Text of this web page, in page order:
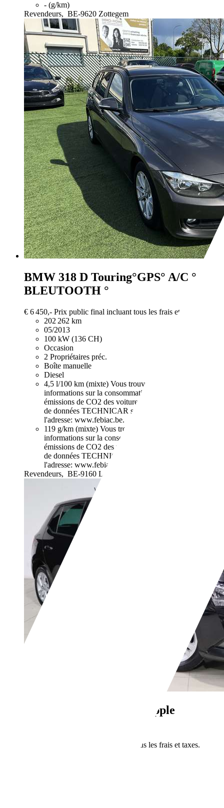
- (g/km)
Revendeurs, BE-9620 Zottegem
BMW 318 D Touring°GPS° A/C °
BLEUTOOTH °
€ 6 450,- Prix public final incluant tous les frais et taxes.
202 262 km
05/2013
100 kW (136 CH)
Occasion
2 Propriétaires préc.
Boîte manuelle
Diesel
4,5 l/100 km (mixte) Vous trouverez de plus amples
informations sur la consommation de carburant et les
émissions de CO2 des voitures neuves dans la banque
de données TECHNICAR sur le site de la FEBIAC à
l'adresse: www.febiac.be.
119 g/km (mixte) Vous trouverez de plus amples
informations sur la consommation de carburant et les
émissions de CO2 des voitures neuves dans la banque
de données TECHNICAR sur le site de la FEBIAC à
l'adresse: www.febiac.be.
Revendeurs, BE-9160 Lokeren
Fabia 1.0i Apple
Prix public final incluant tous les frais et taxes.